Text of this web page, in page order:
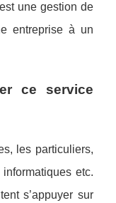
une gestion de
entreprise à un
ce service
les particuliers,
etc.
s’appuyer sur